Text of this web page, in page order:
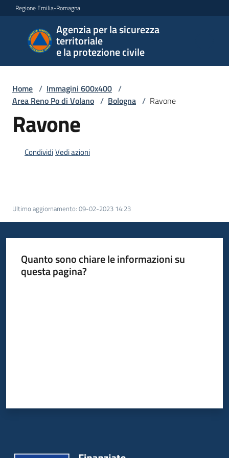
Vai al contenuto
Vai alla navigazione
Vai al footer
Regione Emilia-Romagna
Agenzia per la sicurezza
territoriale
e la protezione civile
Agenzia
per la
sicurezza
e la
protezione
Argomenti
Servizi
Leggi
Atti
Agenzia
Seguici
Home / Immagini 600x400 /
Area Reno Po di Volano / Bologna / Ravone
Ravone
CondividiVedi azioni
Ultimo aggiornamento: 09-02-2023 14:23
Quanto sono chiare le informazioni su
questa pagina?